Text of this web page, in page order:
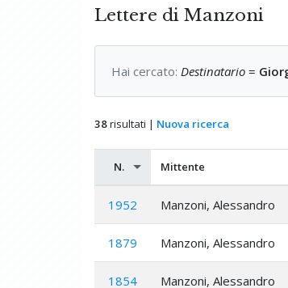
Lettere di Manzoni
Hai cercato: Destinatario =
38risultati | Nuova ricerca
N. Mittente
1952 Manzoni, Alessandro
1879 Manzoni, Alessandro
1854 Manzoni, Alessandro